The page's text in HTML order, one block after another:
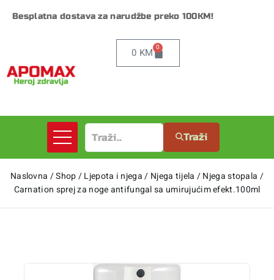
Besplatna dostava za narudžbe preko 100KM!
0 KM 0
Traži
Naslovna /Shop/Ljepota i njega / Njega tijela /Njega stopala /
Carnation sprej za noge antifungal sa umirujućim efekt.100ml